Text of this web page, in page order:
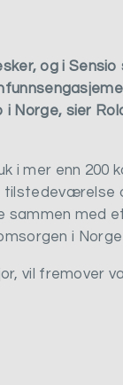
og i Sensio
Norge, sier
i mer enn 200
tilstedeværelse
sammen med
i
vil fremover